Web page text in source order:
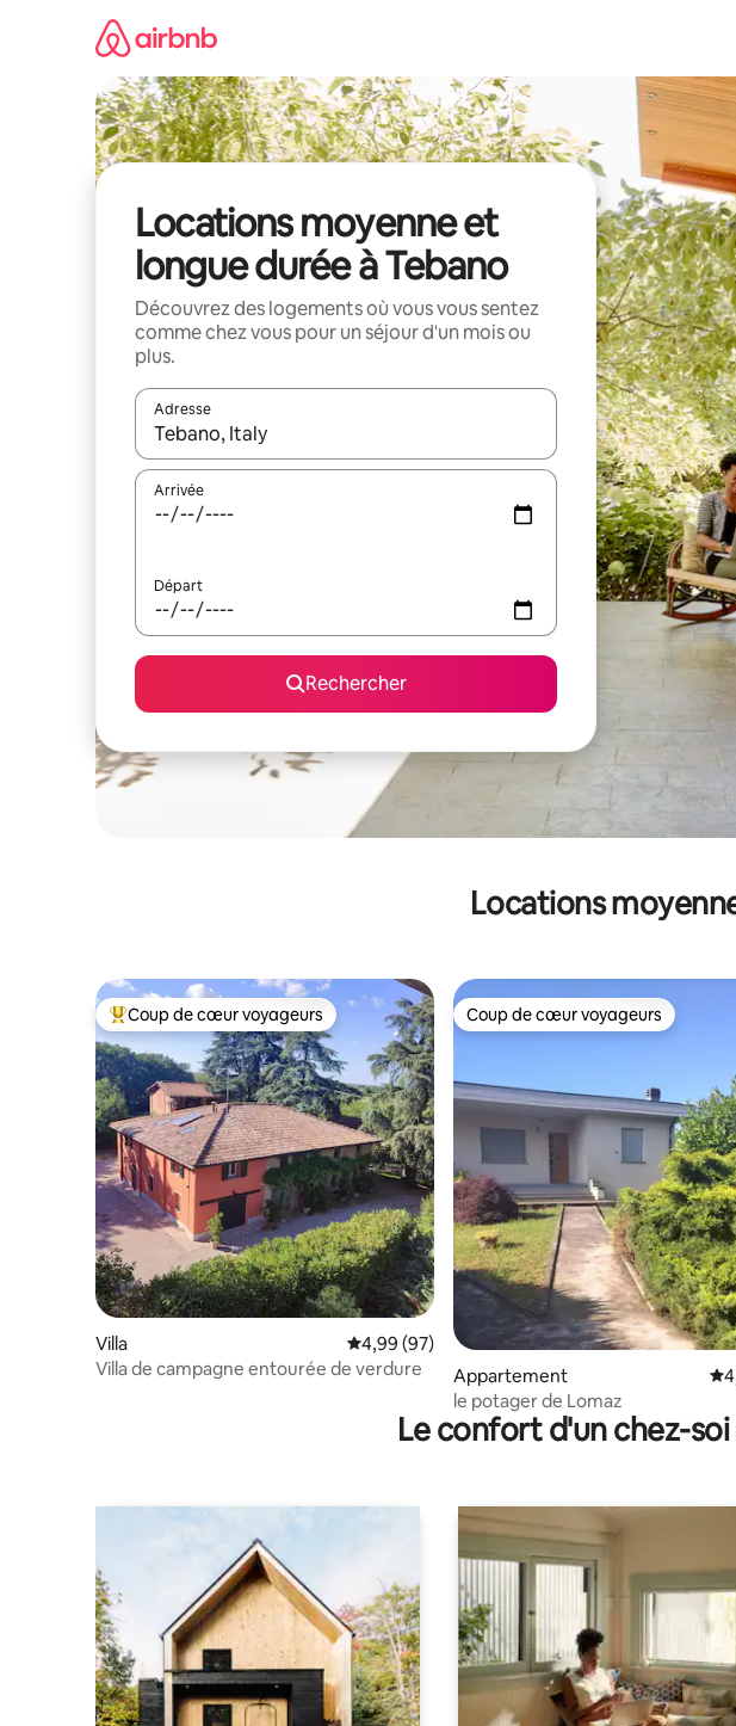
Locations moyenne et
longue durée à Tebano
Découvrez des logements où vous vous sentez
comme chez vous pour un séjour d'un mois ou
plus.
Adresse
Lorsque les résultats s'affichent, utilisez les flèches vers le haut et vers le
Arrivée
Départ
Rechercher
Locations
Coups de cœur voyageurs les plus appréciés
Coup de cœur voyageurs
Villa Évaluation moyenne sur la base de 97
4,99 (97)
Villa de campagne entourée de verdure
Coup de cœur voyageurs
Coup de cœur voyageurs
Appartement
le potager de Lomaz
Le confort d'un chez-